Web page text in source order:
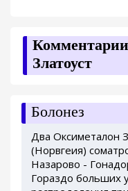
Златоуст
Болонез
Два Оксиметалон
(Норвгеия)
Назарово -
Гораздо больших